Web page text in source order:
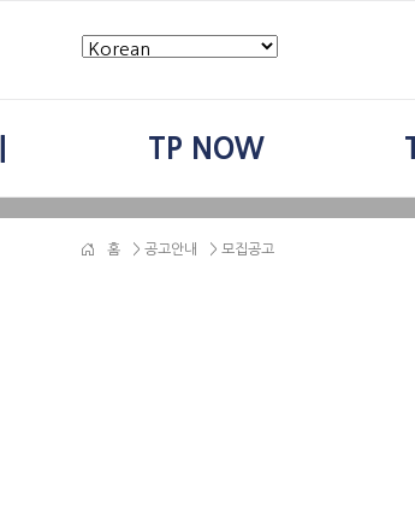
TP NOW
> 모집공고
> 공고안내
홈